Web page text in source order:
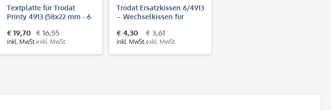
Textplatte für Trodat
Printy 4913 (58x22 mm - 6
€ 19,70
inkl. MwSt.
€ 16,55
exkl. MwSt.
Trodat Ersatzkissen 6/4913
– Wechselkissen für
€ 4,30
inkl. MwSt.
€ 3,61
exkl. MwSt.